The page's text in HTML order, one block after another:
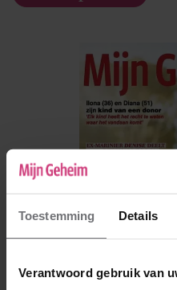
Toestemming Details
Verantwoord gebruik van